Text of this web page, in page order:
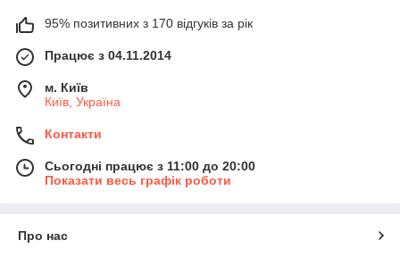
95% позитивних з 170 відгуків за рік
Працює з 04.11.2014
м. Київ
Київ, Україна
Контакти
Сьогодні працює з 11:00 до 20:00
Показати весь графік роботи
Про нас